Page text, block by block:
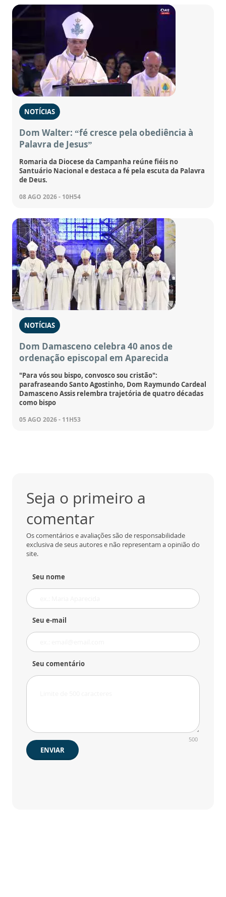
NOTÍCIAS
Dom Walter: “fé cresce pela obediência à
Palavra de Jesus”
Romaria da Diocese da Campanha reúne fiéis no
Santuário Nacional e destaca a fé pela escuta da Palavra
de Deus.
08 AGO 2026 - 10H54
NOTÍCIAS
Dom Damasceno celebra 40 anos de
ordenação episcopal em Aparecida
"Para vós sou bispo, convosco sou cristão":
parafraseando Santo Agostinho, Dom Raymundo Cardeal
Damasceno Assis relembra trajetória de quatro décadas
como bispo
05 AGO 2026 - 11H53
Seja o primeiro a
comentar
Os comentários e avaliações são de responsabilidade
exclusiva de seus autores e não representam a opinião do
site.
Seu nome
Seu e-mail
Seu comentário
500
ENVIAR